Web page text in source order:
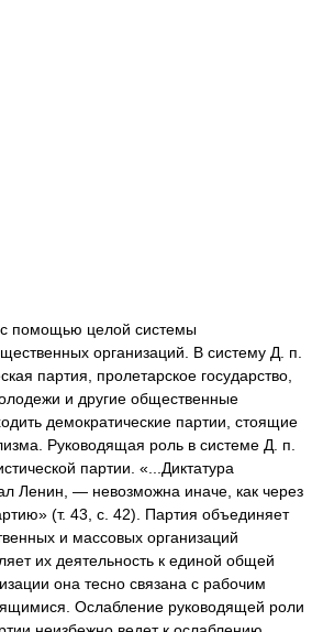
с помощью целой системы
организаций. В систему Д. п.
партия, пролетарское государство,
и другие общественные
демократические партии, стоящие
Руководящая роль в системе Д. п.
партии. «...Диктатура
Ленин, — невозможна иначе, как через
(т. 43, с. 42). Партия объединяет
и массовых организаций
их деятельность к единой общей
она тесно связана с рабочим
Ослабление руководящей роли